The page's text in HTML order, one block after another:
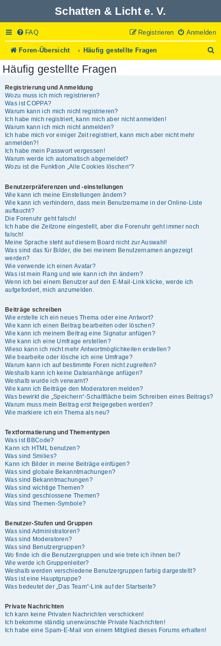
Schatten & Licht e. V.
FAQ Anmelden
Registrieren
Foren-Übersicht Häufig gestellte Fragen
u
Häufig gestellte Fragen
Registrierung und Anmeldung
Wozu muss ich mich registrieren?
Was ist COPPA?
Warum kann ich mich nicht registrieren?
Ich habe mich registriert, kann mich aber nicht anmelden!
Warum kann ich mich nicht anmelden?
Ich habe mich vor einiger Zeit registriert, kann mich aber nicht mehr
anmelden?!
Ich habe mein Passwort vergessen!
Warum werde ich automatisch abgemeldet?
Wozu ist die Funktion „Alle Cookies löschen“?
Benutzerpräferenzen und -einstellungen
Wie kann ich meine Einstellungen ändern?
Wie kann ich verhindern, dass mein Benutzername in der Online-Liste
auftaucht?
Die Forenuhr geht falsch!
Ich habe die Zeitzone eingestellt, aber die Forenuhr geht immer noch
falsch!
Meine Sprache steht auf diesem Board nicht zur Auswahl!
Was sind das für Bilder, die bei meinem Benutzernamen angezeigt
werden?
Wie verwende ich einen Avatar?
Was ist mein Rang und wie kann ich ihn ändern?
Wenn ich bei einem Benutzer auf den E-Mail-Link klicke, werde ich
aufgefordert, mich anzumelden.
Beiträge schreiben
Wie erstelle ich ein neues Thema oder eine Antwort?
Wie kann ich einen Beitrag bearbeiten oder löschen?
Wie kann ich meinem Beitrag eine Signatur anfügen?
Wie kann ich eine Umfrage erstellen?
Wieso kann ich nicht mehr Antwortmöglichkeiten erstellen?
Wie bearbeite oder lösche ich eine Umfrage?
Warum kann ich auf bestimmte Foren nicht zugreifen?
Weshalb kann ich keine Dateianhänge anfügen?
Weshalb wurde ich verwarnt?
Wie kann ich Beiträge den Moderatoren melden?
Was bewirkt die „Speichern“-Schaltfläche beim Schreiben eines Beitrags?
Warum muss mein Beitrag erst freigegeben werden?
Wie markiere ich ein Thema als neu?
Textformatierung und Thementypen
Was ist BBCode?
Kann ich HTML benutzen?
Was sind Smilies?
Kann ich Bilder in meine Beiträge einfügen?
Was sind globale Bekanntmachungen?
Was sind Bekanntmachungen?
Was sind wichtige Themen?
Was sind geschlossene Themen?
Was sind Themen-Symbole?
Benutzer-Stufen und Gruppen
Was sind Administratoren?
Was sind Moderatoren?
Was sind Benutzergruppen?
Wo finde ich die Benutzergruppen und wie trete ich ihnen bei?
Wie werde ich Gruppenleiter?
Weshalb werden verschiedene Benutzergruppen farbig dargestellt?
Was ist eine Hauptgruppe?
Was bedeutet der „Das Team“-Link auf der Startseite?
Private Nachrichten
Ich kann keine Privaten Nachrichten verschicken!
Ich bekomme ständig unerwünschte Private Nachrichten!
Ich habe eine Spam-E-Mail von einem Mitglied dieses Forums erhalten!